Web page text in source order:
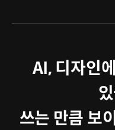
AI, 디자인
쓰는 만큼 보